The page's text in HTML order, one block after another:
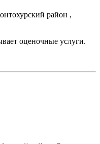
район ,
оценочные услуги.